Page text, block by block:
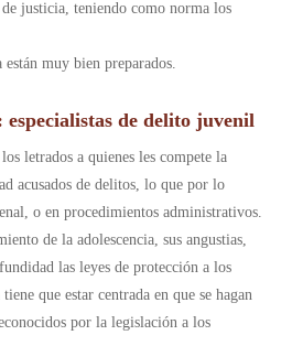
justicia, teniendo como norma los
muy bien preparados.
especialistas de delito juvenil
letrados a quienes les compete la
acusados de delitos, lo que por lo
o en procedimientos administrativos.
de la adolescencia, sus angustias,
las leyes de protección a los
que estar centrada en que se hagan
por la legislación a los